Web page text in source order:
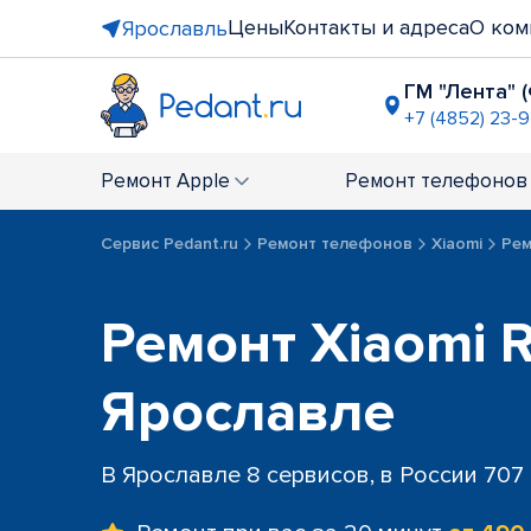
ЯрославльЦеныКонтакты и адресаО
ГМ "Лента"
+7 (4852) 23-
+7 (4852)
Ремонт Apple Ремонт телефонов
Сервис Pedant.ru Ремонт телефонов Xiaomi
Ремонт Xiaomi
Ярославле
В Ярославле 8 сервисов, в России 707